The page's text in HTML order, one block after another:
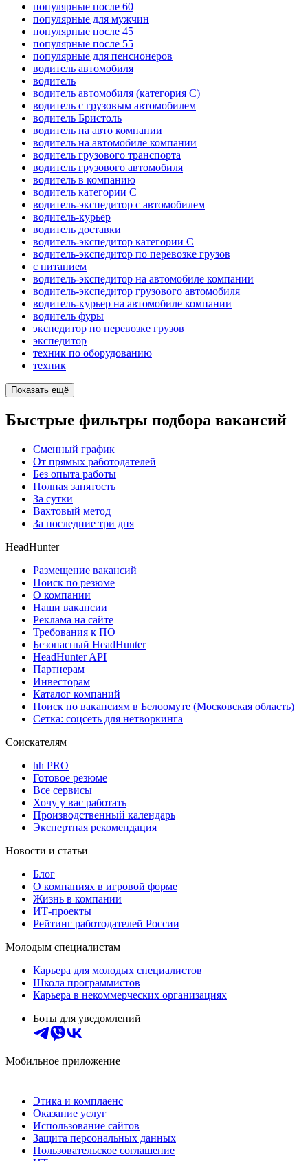
популярные после 60
популярные для мужчин
популярные после 45
популярные после 55
популярные для пенсионеров
водитель автомобиля
водитель
водитель автомобиля (категория C)
водитель с грузовым автомобилем
водитель Бристоль
водитель на авто компании
водитель на автомобиле компании
водитель грузового транспорта
водитель грузового автомобиля
водитель в компанию
водитель категории C
водитель-экспедитор с автомобилем
водитель-курьер
водитель доставки
водитель-экспедитор категории C
водитель-экспедитор по перевозке грузов
с питанием
водитель-экспедитор на автомобиле компании
водитель-экспедитор грузового автомобиля
водитель-курьер на автомобиле компании
водитель фуры
экспедитор по перевозке грузов
экспедитор
техник по оборудованию
техник
Показать ещё
Быстрые фильтры подбора вакансий
Сменный график
От прямых работодателей
Без опыта работы
Полная занятость
За сутки
Вахтовый метод
За последние три дня
HeadHunter
Размещение вакансий
Поиск по резюме
О компании
Наши вакансии
Реклама на сайте
Требования к ПО
Безопасный HeadHunter
HeadHunter API
Партнерам
Инвесторам
Каталог компаний
Поиск по вакансиям в Белоомуте (Московская область)
Сетка: соцсеть для нетворкинга
Соискателям
hh PRO
Готовое резюме
Все сервисы
Хочу у вас работать
Производственный календарь
Экспертная рекомендация
Новости и статьи
Блог
О компаниях в игровой форме
Жизнь в компании
ИТ-проекты
Рейтинг работодателей России
Молодым специалистам
Карьера для молодых специалистов
Школа программистов
Карьера в некоммерческих организациях
Боты для уведомлений
Мобильное приложение
Этика и комплаенс
Оказание услуг
Использование сайтов
Защита персональных данных
Пользовательское соглашение